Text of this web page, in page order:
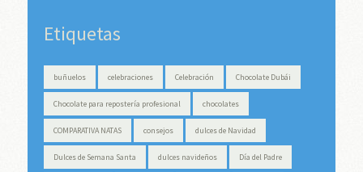
Etiquetas
buñuelos celebraciones Celebración Chocolate Dubái
Chocolate para repostería profesional chocolates
COMPARATIVA NATAS consejos dulces de Navidad
Dulces de Semana Santa dulces navideños Día del Padre